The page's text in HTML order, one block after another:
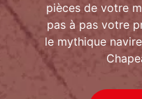
pièces de votre
pas à pas votre
le mythique